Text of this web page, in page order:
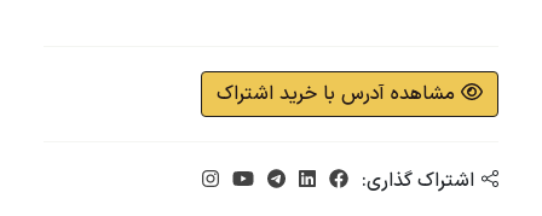
مشاهده آدرس با خرید اشتراک
اشتراک گذاری: